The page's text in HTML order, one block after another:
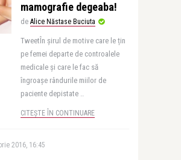
mamografie degeaba!
de Alice Năstase Buciuta
TweetÎn șirul de motive care le țin
pe femei departe de controalele
medicale și care le fac să
îngroașe rândurile miilor de
paciente depistate ..
CITEȘTE ÎN CONTINUARE
2016, 16:45